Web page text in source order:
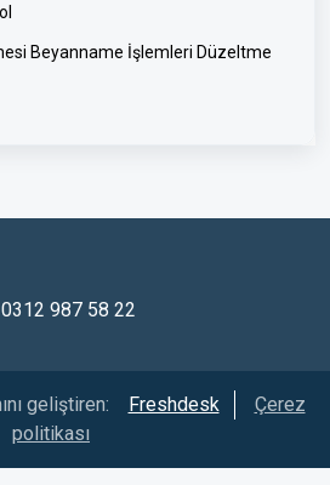
Beyanname İşlemleri Düzeltme
0312 987 58 22
geliştiren: Freshdesk
Çerez
politikası